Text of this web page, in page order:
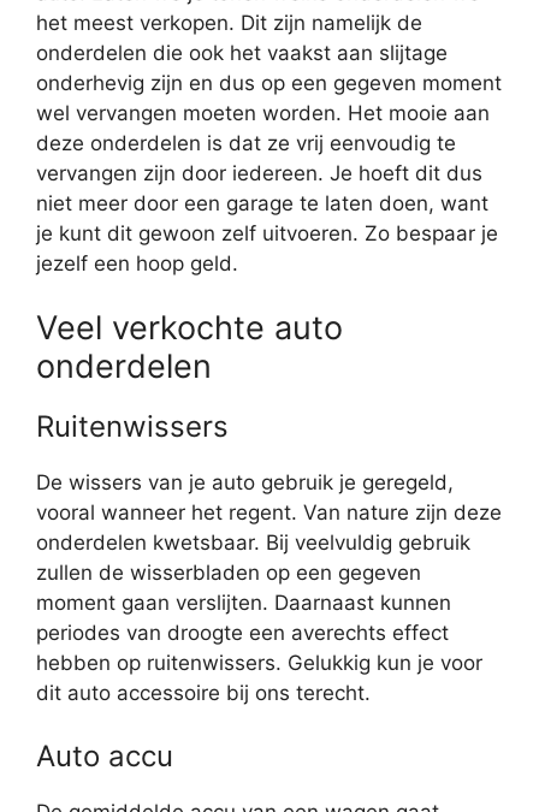
het meest verkopen. Dit zijn namelijk de
onderdelen die ook het vaakst aan slijtage
onderhevig zijn en dus op een gegeven moment
wel vervangen moeten worden. Het mooie aan
deze onderdelen is dat ze vrij eenvoudig te
vervangen zijn door iedereen. Je hoeft dit dus
niet meer door een garage te laten doen, want
je kunt dit gewoon zelf uitvoeren. Zo bespaar je
jezelf een hoop geld.
Veel verkochte auto
onderdelen
Ruitenwissers
De wissers van je auto gebruik je geregeld,
vooral wanneer het regent. Van nature zijn deze
onderdelen kwetsbaar. Bij veelvuldig gebruik
zullen de wisserbladen op een gegeven
moment gaan verslijten. Daarnaast kunnen
periodes van droogte een averechts effect
hebben op ruitenwissers. Gelukkig kun je voor
dit auto accessoire bij ons terecht.
Auto accu